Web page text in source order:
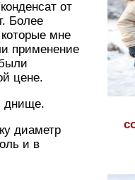
от
Более
мне
применение
цене.
днище.
диаметр
и в